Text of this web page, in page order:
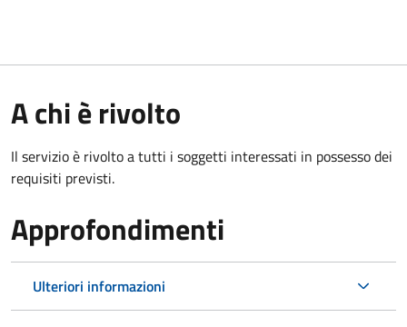
A chi è rivolto
Il servizio è rivolto a tutti i soggetti interessati in possesso dei
requisiti previsti.
Approfondimenti
Ulteriori informazioni